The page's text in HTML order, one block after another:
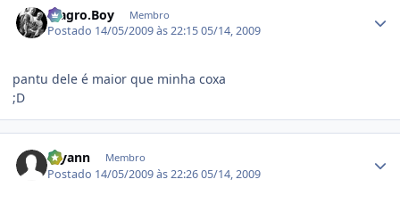
Magro.Boy Membro
Postado 14/05/2009 às 22:1505/14, 2009
pantu dele é maior que minha coxa
;D
rayann Membro
Postado 14/05/2009 às 22:2605/14, 2009